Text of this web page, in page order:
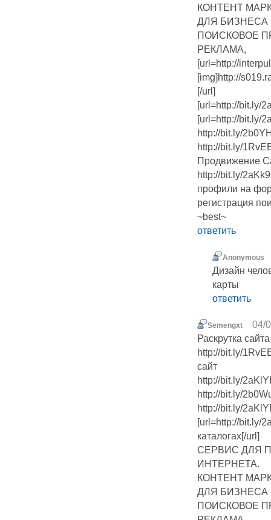
КОНТЕНТ
ДЛЯ БИЗНЕСА
ПОИСКОВОЕ
РЕКЛАМА,
[url=http://
[img]http://
[/url]
[url=http://bit.ly/
[url=http://bit.ly/
http://bit.ly/
http://bit.ly/
Продвижение
http://bit.ly/
профили на
регистрация
~best~
ответить
Anonymous
Дизайн
карты
ответить
Semengxt
04/
Раскрутка
http://bit.ly/
сайт
http://bit.ly/
http://bit.ly/
http://bit.ly/
[url=http://bit.ly/
каталогах[/url]
СЕРВИС ДЛЯ
ИНТЕРНЕТА.
КОНТЕНТ
ДЛЯ БИЗНЕСА
ПОИСКОВОЕ